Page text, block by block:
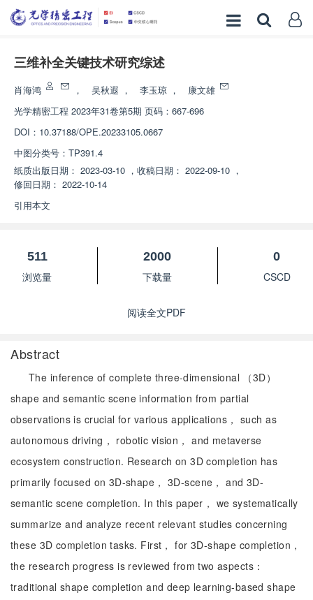
三维补全关键技术研究综述
肖海鸿 ， 吴秋遐 ， 李玉琼 ，
康文雄
光学精密工程 2023年31卷第5期 页码：667-696
DOI： 10.37188/OPE.20233105.0667
中图分类号： TP391.4
纸质出版日期： 2023-03-10 ， 收稿日期： 2022-09-10 ，
修回日期： 2022-10-14
引用本文
511
浏览量
2000
下载量
0
CSCD
阅读全文PDF
Abstract
The inference of complete three-dimensional （3D）
shape and semantic scene information from partial
observations is crucial for various applications， such as
autonomous driving， robotic vision， and metaverse
ecosystem construction. Research on 3D completion has
primarily focused on 3D-shape， 3D-scene， and 3D-
semantic scene completion. In this paper， we systematically
summarize and analyze recent relevant studies concerning
these 3D completion tasks. First， for 3D-shape completion，
the research progress is reviewed from two aspects：
traditional shape completion and deep learning-based shape